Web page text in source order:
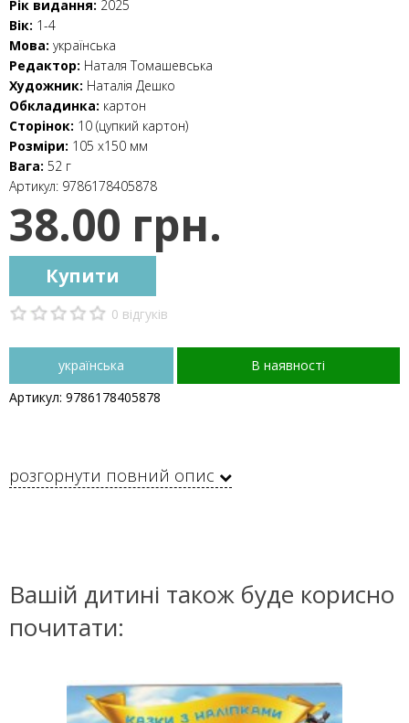
Рік видання: 2025
Вік: 1-4
Мова: українська
Редактор: Наталя Томашевська
Художник: Наталія Дешко
Обкладинка: картон
Сторінок: 10 (цупкий картон)
Розміри: 105 х150 мм
Вага: 52 г
Артикул: 9786178405878
38.00 грн.
Купити
0 відгуків
українська
В наявності
Артикул: 9786178405878
розгорнути повний опис
Вашій дитині також буде корисно
почитати: